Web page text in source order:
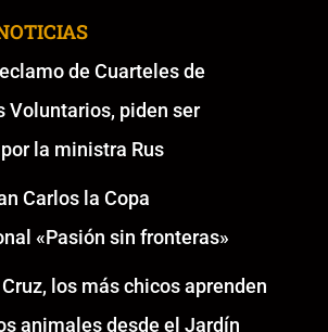
de Cuarteles de
Voluntarios, piden ser
la ministra Rus
Carlos la Copa
«Pasión sin fronteras»
Cruz, los más chicos aprenden
animales desde el Jardín